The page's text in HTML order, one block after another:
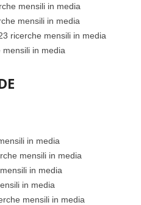
mensili in media
mensili in media
ricerche mensili in media
in media
in media
mensili in media
in media
in media
mensili in media